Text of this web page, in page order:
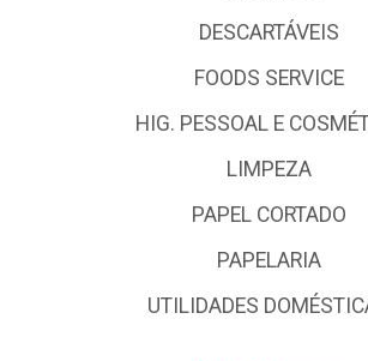
DESCARTÁVEIS
FOODS SERVICE
HIG. PESSOAL E
LIMPEZA
PAPEL CORTADO
PAPELARIA
UTILIDADES